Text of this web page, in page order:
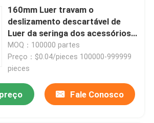
160mm Luer travam o
deslizamento descartável de
Luer da seringa dos acessórios
100ml da seringa 50ml
MOQ：100000 partes
Preço：$0.04/pieces 100000-999999
pieces
Fale Conosco